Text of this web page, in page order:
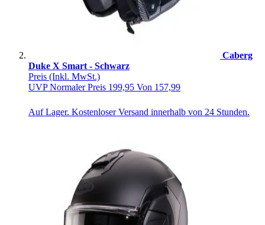
Caberg
Duke X Smart - Schwarz
Preis (Inkl. MwSt.)
UVPNormaler Preis 199,95 Von 157,99
Auf Lager. Kostenloser Versand innerhalb von 24 Stunden.